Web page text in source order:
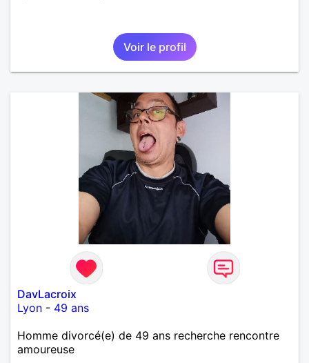
Voir le profil
DavLacroix
Lyon - 49 ans
Homme divorcé(e) de 49 ans recherche rencontre
amoureuse